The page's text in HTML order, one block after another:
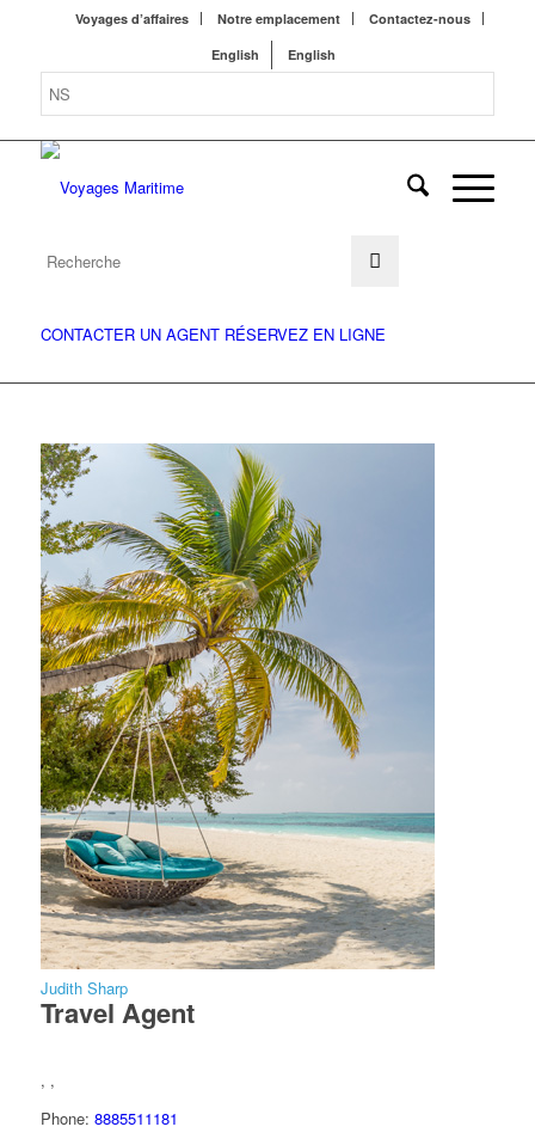
Voyages d’affaires Notre emplacement
Contactez-nous
English
English
CONTACTER UN AGENT RÉSERVEZ EN LIGNE
Judith Sharp
Travel Agent
, ,
Phone: 8885511181